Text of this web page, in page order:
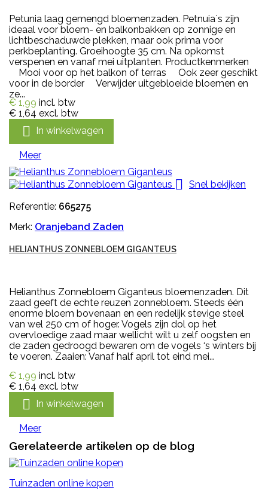
Petunia laag gemengd bloemenzaden. Petnuia`s zijn
ideaal voor bloem- en balkonbakken op zonnige en
lichtbeschaduwde plekken, maar ook prima voor
perkbeplanting. Groeihoogte 35 cm. Na opkomst
verspenen en vanaf mei uitplanten. Productkenmerken
Mooi voor op het balkon of terras Ook zeer geschikt
voor in de border Verwijder uitgebloeide bloemen en
ze...
€ 1,99 incl. btw
€ 1,64 excl. btw
 In winkelwagen
Meer

Snel bekijken
Referentie: 665275
Merk: Oranjeband Zaden
HELIANTHUS ZONNEBLOEM GIGANTEUS
Helianthus Zonnebloem Giganteus bloemenzaden. Dit
zaad geeft de echte reuzen zonnebloem. Steeds één
enorme bloem bovenaan en een redelijk stevige steel
van wel 250 cm of hoger. Vogels zijn dol op het
overvloedige zaad maar wellicht wilt u zelf oogsten en
de zaden gedroogd bewaren om de vogels ‘s winters bij
te voeren. Zaaien: Vanaf half april tot eind mei...
€ 1,99 incl. btw
€ 1,64 excl. btw
 In winkelwagen
Meer
Gerelateerde artikelen op de blog
Tuinzaden online kopen